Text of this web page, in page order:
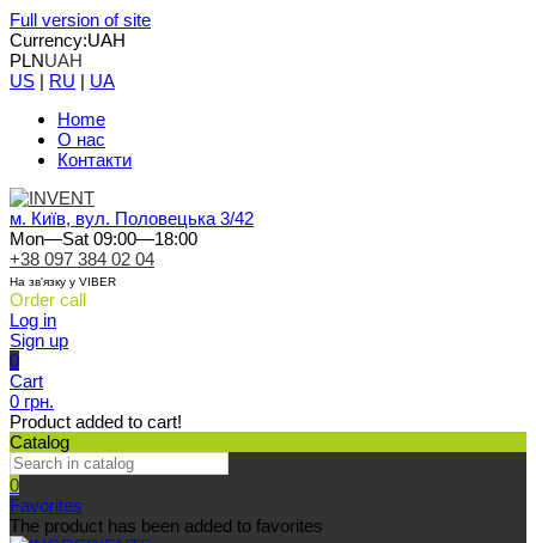
Full version of site
Currency:UAH
PLNUAH
US | RU | UA
Home
О нас
Контакти
м. Київ, вул. Половецька 3/42
Mon—Sat 09:00—18:00
+38 097 384 02 04
На зв'язку у VIBER
Order call
Log in
Sign up
0
Cart
0 грн.
Product added to cart!
Catalog
0
Favorites
The product has been added to favorites